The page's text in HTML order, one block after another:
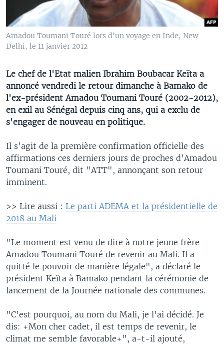
Amadou Toumani Touré lors d'un voyage en Inde, New
Delhi, le 11 janvier 2012
Le chef de l'Etat malien Ibrahim Boubacar Keïta a
annoncé vendredi le retour dimanche à Bamako de
l'ex-président Amadou Toumani Touré (2002-2012),
en exil au Sénégal depuis cinq ans, qui a exclu de
s'engager de nouveau en politique.
Il s'agit de la première confirmation officielle des
affirmations ces derniers jours de proches d'Amadou
Toumani Touré, dit "ATT", annonçant son retour
imminent.
>> Lire aussi : Le parti ADEMA et la présidentielle de
2018 au Mali
"Le moment est venu de dire à notre jeune frère
Amadou Toumani Touré de revenir au Mali. Il a
quitté le pouvoir de manière légale", a déclaré le
président Keïta à Bamako pendant la cérémonie de
lancement de la Journée nationale des communes.
"C'est pourquoi, au nom du Mali, je l'ai décidé. Je
dis: +Mon cher cadet, il est temps de revenir, le
climat me semble favorable+", a-t-il ajouté,